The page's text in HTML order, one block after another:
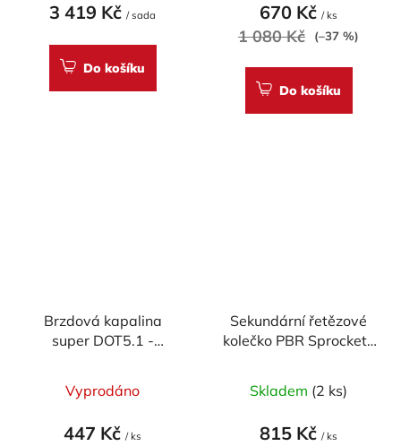
5,0
z
3 419 Kč / sada
Do košíku
670 Kč / ks
1 080 Kč (–37 %)
Do košíku
Brzdová kapalina
super DOT5.1 -
Vyprodáno
447 Kč / ks
Sekundární řetězové
kolečko PBR Sprockets
V4/ Panigale mod.520
Skladem (2 ks)
815 Kč / ks